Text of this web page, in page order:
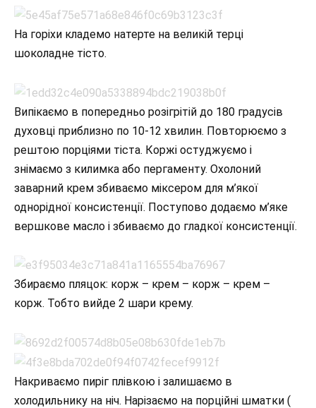
На горіхи кладемо натерте на великій терці
шоколадне тісто.
Випікаємо в попередньо розігрітій до 180 градусів
духовці приблизно по 10-12 хвилин. Повторюємо з
рештою порціями тіста. Коржі остуджуємо і
знімаємо з килимка або пергаменту. Охолоний
заварний крем збиваємо міксером для м’якої
однорідної консистенції. Поступово додаємо м’яке
вершкове масло і збиваємо до гладкої консистенції.
Збираємо пляцок: корж – крем – корж – крем –
корж. Тобто вийде 2 шари крему.
Накриваємо пиріг плівкою і залишаємо в
холодильнику на ніч. Нарізаємо на порційні шматки (